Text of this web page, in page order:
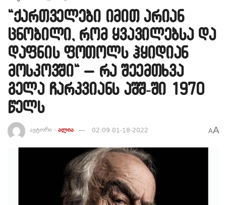
“ქართველები იმით არიან
ცნობილი, რომ ყვავილებსა და
დაფნის ფოთოლს ჰყიდიან
მოსკოვში“ – რა შეემთხვა
გელა ჩარკვიანს აშშ-ში 1970
წელს
ავტორი - ალია 02:09 01-18-2022 AA